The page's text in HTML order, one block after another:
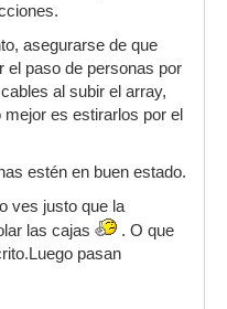
asegurarse de que
el paso de personas por
al subir el array,
mejor es estirarlos por el
estén en buen estado.
ves justo que la
las cajas
. O que
pasan